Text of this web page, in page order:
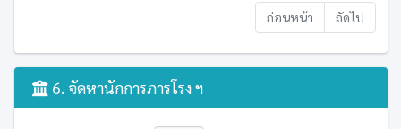
ก่อนหน้า
ถัดไป
6. จัดหานักการภารโรง ฯ